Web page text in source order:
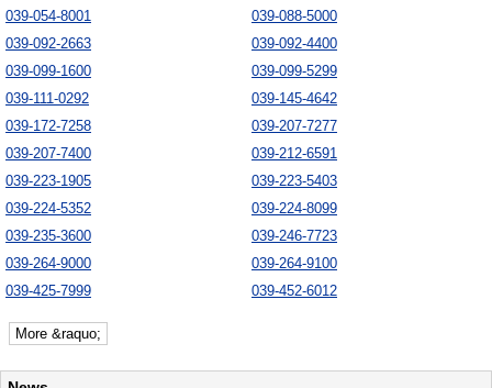
039-054-8001
039-088-5000
039-092-2663
039-092-4400
039-099-1600
039-099-5299
039-111-0292
039-145-4642
039-172-7258
039-207-7277
039-207-7400
039-212-6591
039-223-1905
039-223-5403
039-224-5352
039-224-8099
039-235-3600
039-246-7723
039-264-9000
039-264-9100
039-425-7999
039-452-6012
More &raquo;